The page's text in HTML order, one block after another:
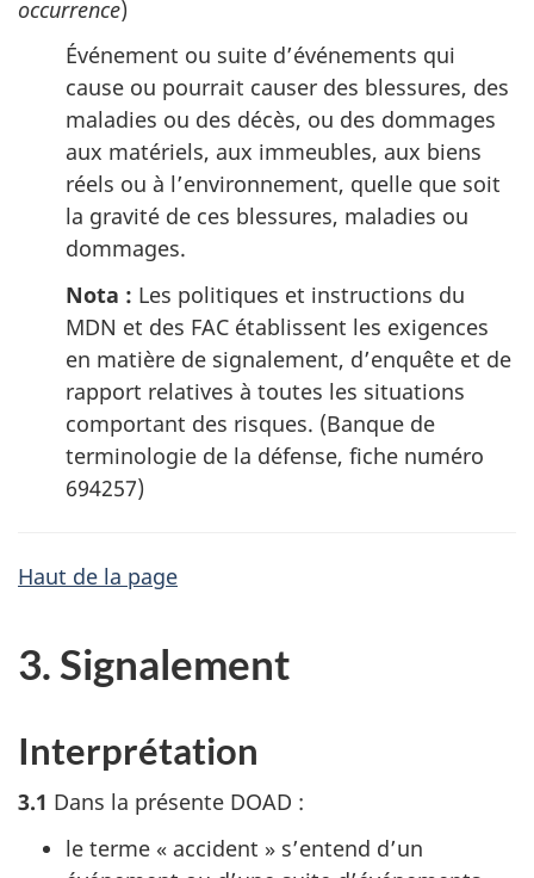
occurrence)
Événement ou suite d’événements qui
cause ou pourrait causer des blessures, des
maladies ou des décès, ou des dommages
aux matériels, aux immeubles, aux biens
réels ou à l’environnement, quelle que soit
la gravité de ces blessures, maladies ou
dommages.
Nota : Les politiques et instructions du
MDN et des FAC établissent les exigences
en matière de signalement, d’enquête et de
rapport relatives à toutes les situations
comportant des risques. (Banque de
terminologie de la défense, fiche numéro
694257)
Haut de la page
3. Signalement
Interprétation
3.1 Dans la présente DOAD :
le terme « accident » s’entend d’un